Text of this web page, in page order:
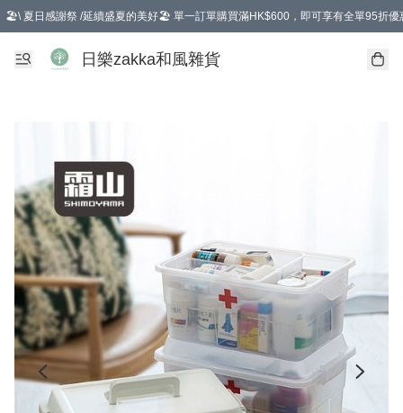
🏖️\ 夏日感謝祭 /延續盛夏的美好🏖️ 單一訂單購買滿HK$600，即可享有全單95折優
選擇GoGoX住宅/工商地址配送，單一訂單消費購物滿HK$680(折扣後），可享有
日樂zakka和風雜貨